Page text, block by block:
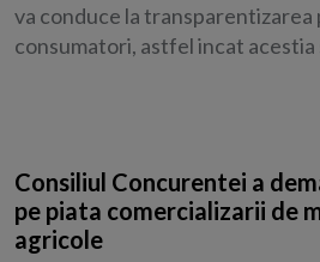
va conduce la
consumatori, astfel incat acestia
Consiliul Concurentei a
pe piata comercializarii de
agricole